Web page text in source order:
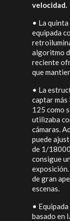
velocidad.
• La
equipada
algoritmo
reciente
que
• La
captar más
125 como
utilizaba
cámaras.
puede
de 1/
consigue
de gran
escenas.
•
basado en